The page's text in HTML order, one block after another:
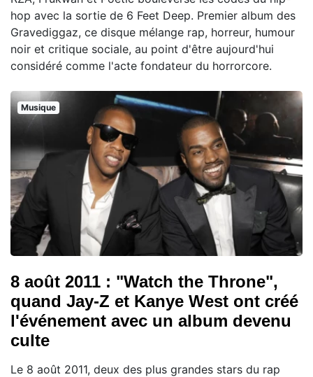
hop avec la sortie de 6 Feet Deep. Premier album des
Gravediggaz, ce disque mélange rap, horreur, humour
noir et critique sociale, au point d'être aujourd'hui
considéré comme l'acte fondateur du horrorcore.
Musique
8 août 2011 : "Watch the Throne",
quand Jay-Z et Kanye West ont créé
l'événement avec un album devenu
culte
Le 8 août 2011, deux des plus grandes stars du rap